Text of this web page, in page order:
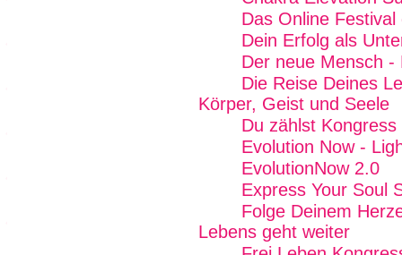
Das Online
Dein Erfolg als
Der neue Mensch -
Die Reise Deines
Körper, Geist und Seele
Du zählst Kongress
Evolution Now -
EvolutionNow 2.0
Express Your Soul
Folge Deinem
Lebens geht weiter